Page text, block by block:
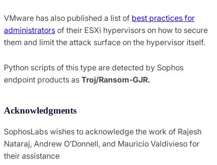
VMware has also published a list of best practices for
administrators of their ESXi hypervisors on how to secure
them and limit the attack surface on the hypervisor itself.
Python scripts of this type are detected by Sophos
endpoint products as Troj/Ransom-GJR.
Acknowledgments
SophosLabs wishes to acknowledge the work of Rajesh
Nataraj, Andrew O’Donnell, and Mauricio Valdivieso for
their assistance